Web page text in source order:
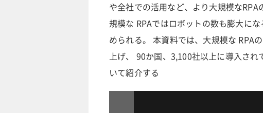
や全社での活用など、より大規模な
規模な RPAではロボットの数も膨大に
められる。 本資料では、大規模な RPA
上げ、 90か国、3,100社以上に導入さ
いて紹介する